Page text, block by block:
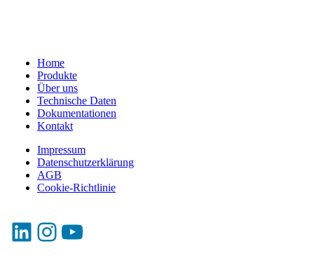
Home
Produkte
Über uns
Technische Daten
Dokumentationen
Kontakt
Impressum
Datenschutzerklärung
AGB
Cookie-Richtlinie
LinkedIn
Instagram
YouTube